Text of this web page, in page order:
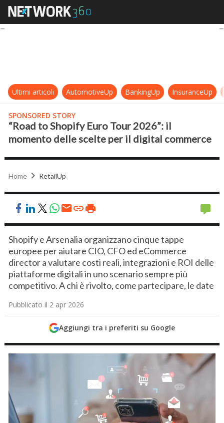
“Road to Shopify Euro Tour
Ultimi articoli AutomotiveUp BankingUp InsuranceUp
SPONSORED STORY
“Road to Shopify Euro Tour 2026”: il
momento delle scelte per il digital commerce
Home RetailUp
Shopify e Arsenalia organizzano cinque tappe
europee per aiutare CIO, CFO ed eCommerce
director a valutare costi reali, integrazioni e ROI delle
piattaforme digitali in uno scenario sempre più
competitivo. A chi è rivolto, come partecipare, le date
Pubblicato il 2 apr 2026
Aggiungi tra i preferiti su Google